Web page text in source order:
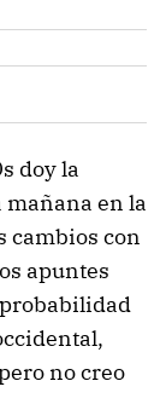
doy la
en la
cambios con
apuntes
no creo